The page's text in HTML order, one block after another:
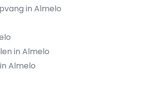
in Almelo
in Almelo
Almelo